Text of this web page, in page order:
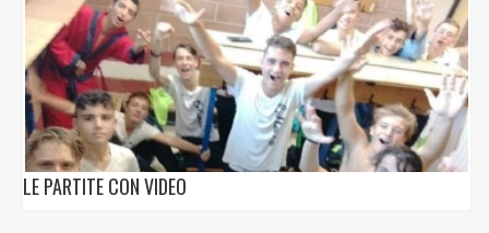
LE PARTITE CON VIDEO